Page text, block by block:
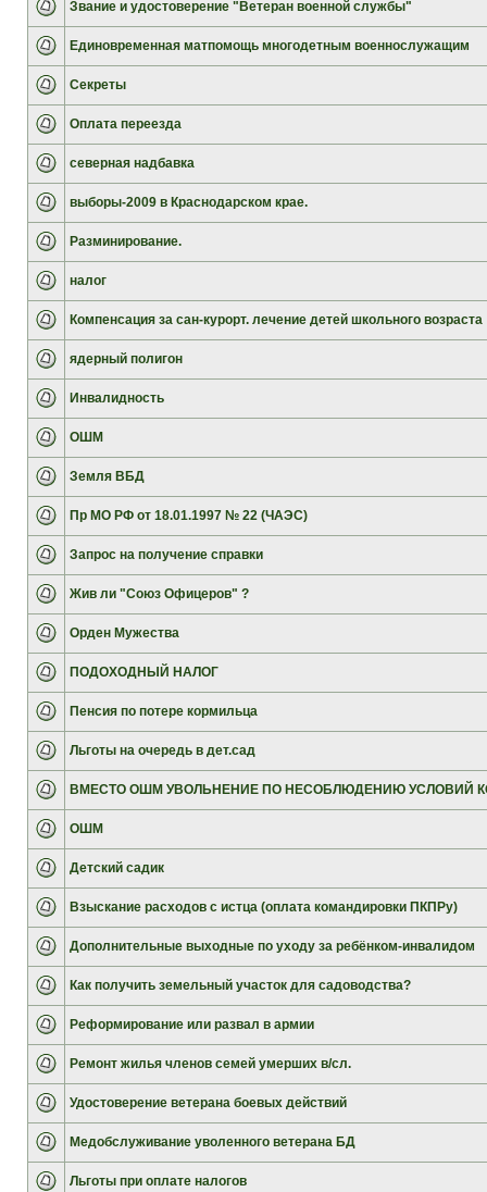
Звание и удостоверение "Ветеран военной службы"
Единовременная матпомощь многодетным военнослужащим
Секреты
Оплата переезда
северная надбавка
выборы-2009 в Краснодарском крае.
Разминирование.
налог
Компенсация за сан-курорт. лечение детей школьного возраста
ядерный полигон
Инвалидность
ОШМ
Земля ВБД
Пр МО РФ от 18.01.1997 № 22 (ЧАЭС)
Запрос на получение справки
Жив ли "Союз Офицеров" ?
Орден Мужества
ПОДОХОДНЫЙ НАЛОГ
Пенсия по потере кормильца
Льготы на очередь в дет.сад
ВМЕСТО ОШМ УВОЛЬНЕНИЕ ПО НЕСОБЛЮДЕНИЮ УСЛОВИЙ
ОШМ
Детский садик
Взыскание расходов с истца (оплата командировки ПКПРу)
Дополнительные выходные по уходу за ребёнком-инвалидом
Как получить земельный участок для садоводства?
Реформирование или развал в армии
Ремонт жилья членов семей умерших в/сл.
Удостоверение ветерана боевых действий
Медобслуживание уволенного ветерана БД
Льготы при оплате налогов